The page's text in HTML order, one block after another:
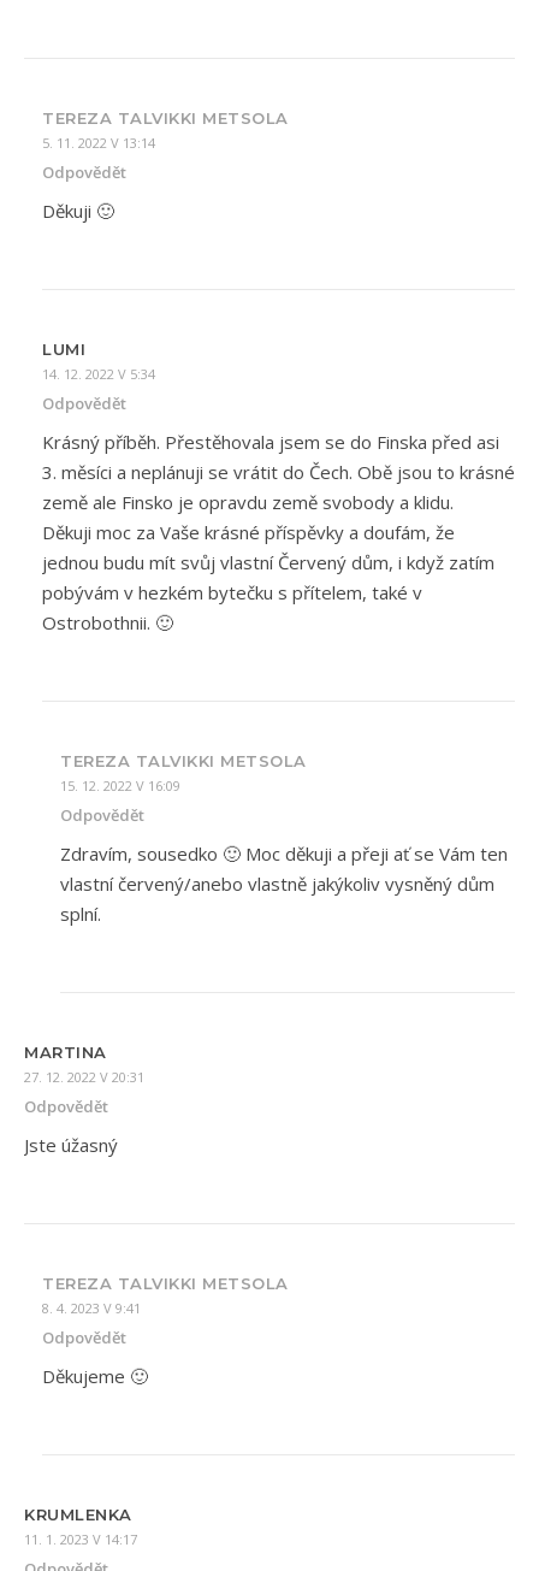
TEREZA TALVIKKI METSOLA
5. 11. 2022 V 13:14
Odpovědět
Děkuji 🙂
LUMI
14. 12. 2022 V 5:34
Odpovědět
Krásný příběh. Přestěhovala jsem se do Finska před asi
3. měsíci a neplánuji se vrátit do Čech. Obě jsou to krásné
země ale Finsko je opravdu země svobody a klidu.
Děkuji moc za Vaše krásné příspěvky a doufám, že
jednou budu mít svůj vlastní Červený dům, i když zatím
pobývám v hezkém bytečku s přítelem, také v
Ostrobothnii. 🙂
TEREZA TALVIKKI METSOLA
15. 12. 2022 V 16:09
Odpovědět
Zdravím, sousedko 🙂 Moc děkuji a přeji ať se Vám ten
vlastní červený/anebo vlastně jakýkoliv vysněný dům
splní.
MARTINA
27. 12. 2022 V 20:31
Odpovědět
Jste úžasný
TEREZA TALVIKKI METSOLA
8. 4. 2023 V 9:41
Odpovědět
Děkujeme 🙂
KRUMLENKA
11. 1. 2023 V 14:17